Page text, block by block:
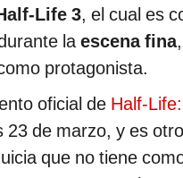
Life 3, el cual es
la escena fina
protagonista.
oficial de Half-
23 de marzo, y es
que no tiene